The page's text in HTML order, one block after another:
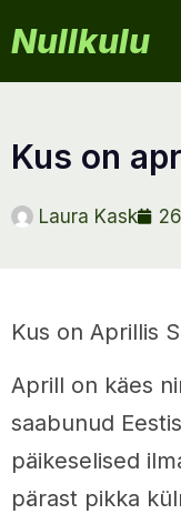
Nullkulu
kus on
Laura Kask
Kus on Aprillis
Aprill on käes
saabunud
päikeselised
pärast pikka